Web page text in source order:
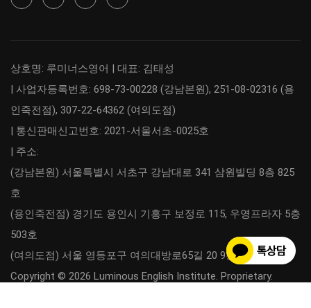
상호명: 루미너스영어 | 대표: 김태성
| 사업자등록번호: 698-73-00228 (강남본원), 251-08-02316 (용
인죽전점), 307-22-64362 (여의도점)
| 통신판매신고번호: 2021-서울서초-0025호
| 주소:
(강남본원) 서울특별시 서초구 강남대로 341 삼원빌딩 8층 825
호
(용인죽전점) 경기도 용인시 기흥구 보정로 115, 우영프라자 5층
503호
(여의도점) 서울 영등포구 여의대방로65길 20 9층 918호
Copyright © 2026 Luminous English Institute. Proprietary.